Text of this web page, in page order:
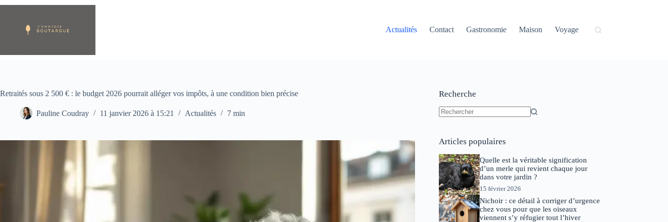
Passer
Actualités
Contact Gastronomie Maison Voyage
Retraités sous 2 500 € : le budget 2026 pourrait alléger vos impôts, à une condition bien précise
Pauline Coudray 11 janvier 2026 à 15:21 Actualités 7 min
Recherche
Articles populaires
Quelle est la véritable signification
d’un merle qui revient chaque jour
dans votre jardin ?
15 février 2026
Nichoir : ce détail à corriger d’urgence
chez vous pour que les oiseaux
viennent s’y réfugier tout l’hiver